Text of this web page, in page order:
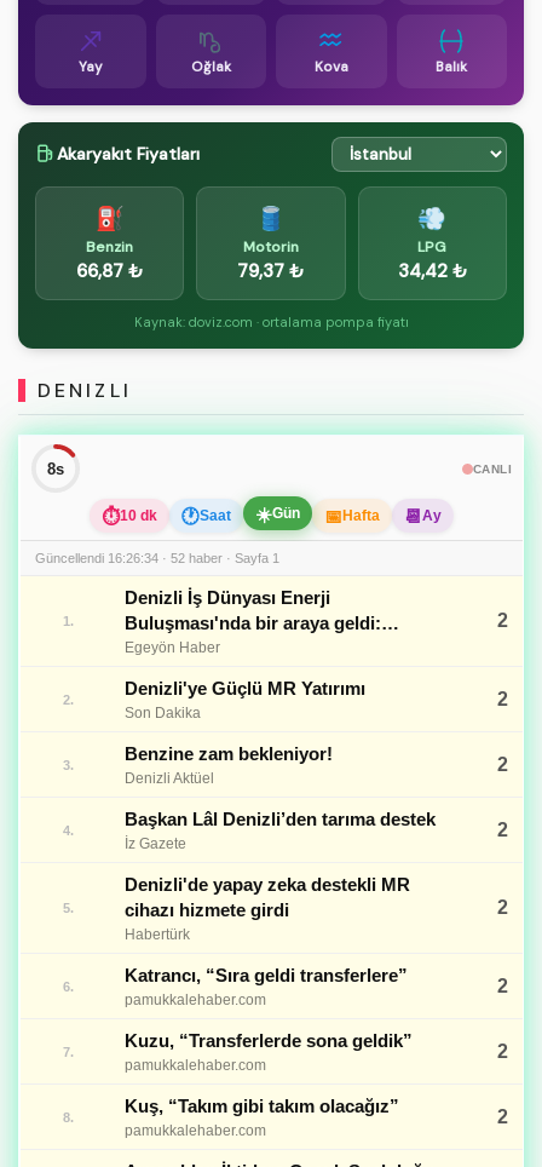
Yay Oğlak Kova Balık
Akaryakıt Fiyatları
⛽
Benzin
66,87 ₺
🛢️
Motorin
79,37 ₺
💨
LPG
34,42 ₺
Kaynak: doviz.com · ortalama pompa fiyatı
DENIZLI
7s
⏱10 dk 🕐Saat ☀️Gün 📅 Hafta 📆 Ay
CANLI
Güncellendi 16:26:34 · 52 haber · Sayfa 1
1.
Denizli İş Dünyası Enerji
Buluşması'nda bir araya geldi:
Sanayiciden 'Öngörülebilirlik' çağrısı!
Egeyön Haber
2
2.
Denizli'ye Güçlü MR Yatırımı
Son Dakika
2
3.
Benzine zam bekleniyor!
Denizli Aktüel
2
4.
Başkan Lâl Denizli’den tarıma destek
İz Gazete
2
5.
Denizli'de yapay zeka destekli MR
cihazı hizmete girdi
Habertürk
2
6.
Katrancı, “Sıra geldi transferlere”
pamukkalehaber.com
2
7.
Kuzu, “Transferlerde sona geldik”
pamukkalehaber.com
2
8.
Kuş, “Takım gibi takım olacağız”
pamukkalehaber.com
2